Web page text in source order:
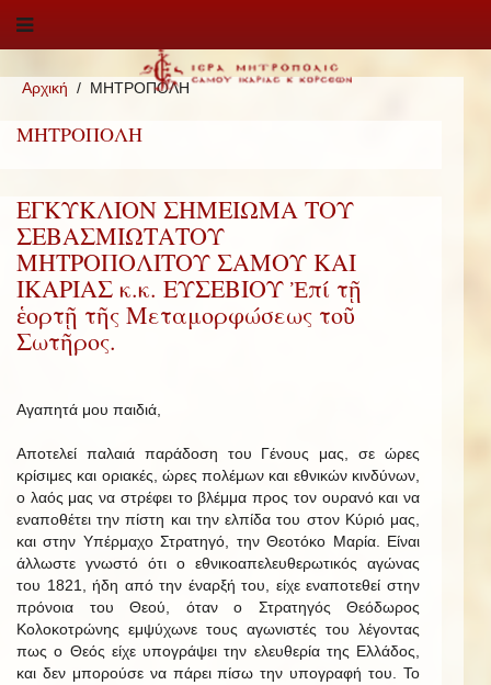
Αρχική ΜΗΤΡΟΠΟΛΗ
ΜΗΤΡΟΠΟΛΗ
ΕΓΚΥΚΛΙΟΝ ΣΗΜΕΙΩΜΑ ΤΟΥ
ΣΕΒΑΣΜΙΩΤΑΤΟΥ
ΜΗΤΡΟΠΟΛΙΤΟΥ ΣΑΜΟΥ ΚΑΙ
ΙΚΑΡΙΑΣ κ.κ. ΕΥΣΕΒΙΟΥ Ἐπί τῇ
ἑορτῇ τῆς Μεταμορφώσεως τοῦ
Σωτῆρος.
Αγαπητά μου παιδιά,
Αποτελεί παλαιά παράδοση του Γένους μας, σε ώρες
κρίσιμες και οριακές, ώρες πολέμων και εθνικών κινδύνων,
ο λαός μας να στρέφει το βλέμμα προς τον ουρανό και να
εναποθέτει την πίστη και την ελπίδα του στον Κύριό μας,
και στην Υπέρμαχο Στρατηγό, την Θεοτόκο Μαρία. Είναι
άλλωστε γνωστό ότι ο εθνικοαπελευθερωτικός αγώνας
του 1821, ήδη από την έναρξή του, είχε εναποτεθεί στην
πρόνοια του Θεού, όταν ο Στρατηγός Θεόδωρος
Κολοκοτρώνης εμψύχωνε τους αγωνιστές του λέγοντας
πως ο Θεός είχε υπογράψει την ελευθερία της Ελλάδος,
και δεν μπορούσε να πάρει πίσω την υπογραφή του. Το